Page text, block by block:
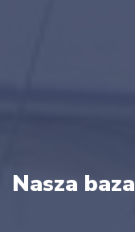
Nasza baza